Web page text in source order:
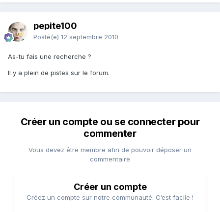
pepite100
Posté(e) 12 septembre 2010
As-tu fais une recherche ?
Il y a plein de pistes sur le forum.
Créer un compte ou se connecter pour
commenter
Vous devez être membre afin de pouvoir déposer un
commentaire
Créer un compte
Créez un compte sur notre communauté. C’est facile !